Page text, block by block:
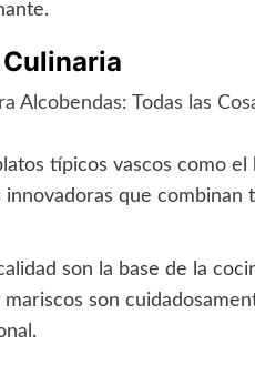
Alcobendas: Todas las
típicos vascos como
que
son la base de la
son